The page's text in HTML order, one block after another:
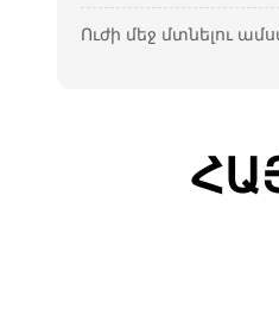
Ուժի մեջ մտնելու